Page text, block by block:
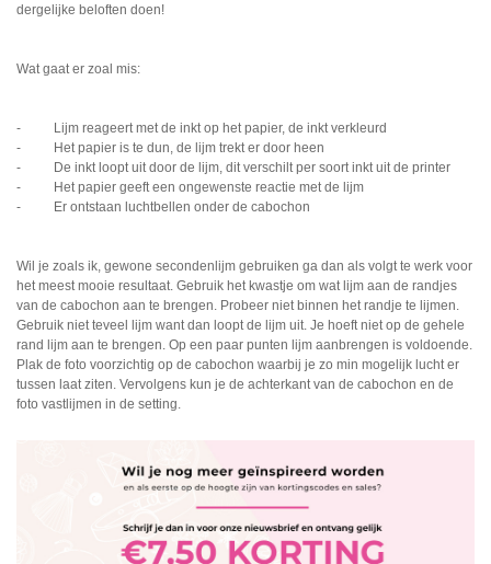
dergelijke beloften doen!
Wat gaat er zoal mis:
- Lijm reageert met de inkt op het papier, de inkt verkleurd
- Het papier is te dun, de lijm trekt er door heen
- De inkt loopt uit door de lijm, dit verschilt per soort inkt uit de printer
- Het papier geeft een ongewenste reactie met de lijm
- Er ontstaan luchtbellen onder de cabochon
Wil je zoals ik, gewone secondenlijm gebruiken ga dan als volgt te werk voor
het meest mooie resultaat. Gebruik het kwastje om wat lijm aan de randjes
van de cabochon aan te brengen. Probeer niet binnen het randje te lijmen.
Gebruik niet teveel lijm want dan loopt de lijm uit. Je hoeft niet op de gehele
rand lijm aan te brengen. Op een paar punten lijm aanbrengen is voldoende.
Plak de foto voorzichtig op de cabochon waarbij je zo min mogelijk lucht er
tussen laat ziten. Vervolgens kun je de achterkant van de cabochon en de
foto vastlijmen in de setting.